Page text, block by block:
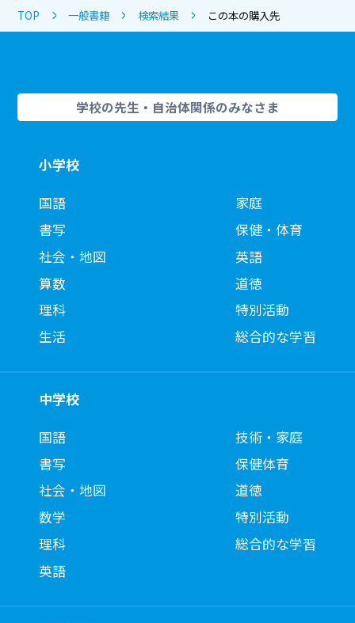
TOP 一般書籍 検索結果 この本の購入先
学校の先生・自治体関係のみなさま
小学校
国語
書写
社会・地図
算数
理科
生活
家庭
保健・体育
英語
道徳
特別活動
総合的な学習
中学校
国語
書写
社会・地図
数学
理科
英語
技術・家庭
保健体育
道徳
特別活動
総合的な学習